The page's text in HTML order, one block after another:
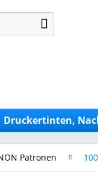
Druckertinten,
Patronen